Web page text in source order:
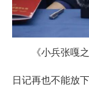
《小兵张嘎之
日记再也不能放